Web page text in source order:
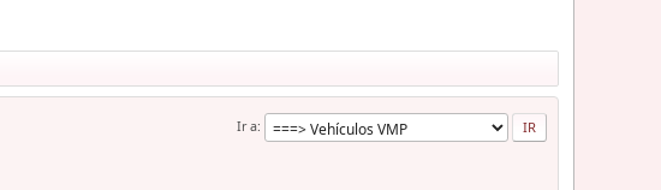
Ir a